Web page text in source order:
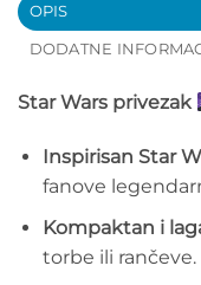
OPIS
DODATNE
Star Wars privezak
Inspirisan Star
fanove
Kompaktan i
torbe ili rančeve.